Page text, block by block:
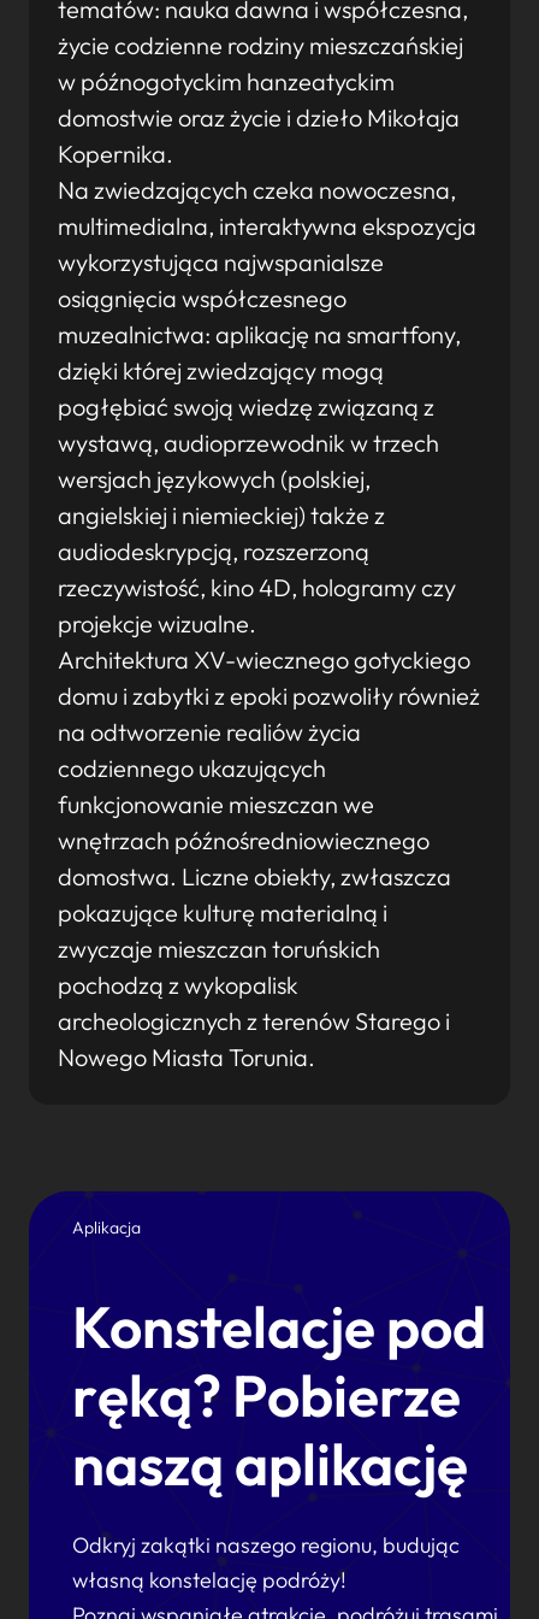
tematów: nauka dawna i współczesna,
życie codzienne rodziny mieszczańskiej
w późnogotyckim hanzeatyckim
domostwie oraz życie i dzieło Mikołaja
Kopernika.
Na zwiedzających czeka nowoczesna,
multimedialna, interaktywna ekspozycja
wykorzystująca najwspanialsze
osiągnięcia współczesnego
muzealnictwa: aplikację na smartfony,
dzięki której zwiedzający mogą
pogłębiać swoją wiedzę związaną z
wystawą, audioprzewodnik w trzech
wersjach językowych (polskiej,
angielskiej i niemieckiej) także z
audiodeskrypcją, rozszerzoną
rzeczywistość, kino 4D, hologramy czy
projekcje wizualne.
Architektura XV-wiecznego gotyckiego
domu i zabytki z epoki pozwoliły również
na odtworzenie realiów życia
codziennego ukazujących
funkcjonowanie mieszczan we
wnętrzach późnośredniowiecznego
domostwa. Liczne obiekty, zwłaszcza
pokazujące kulturę materialną i
zwyczaje mieszczan toruńskich
pochodzą z wykopalisk
archeologicznych z terenów Starego i
Nowego Miasta Torunia.
Aplikacja
Konstelacje pod
ręką? Pobierze
naszą aplikację
Odkryj zakątki naszego regionu, budując
własną konstelację podróży!